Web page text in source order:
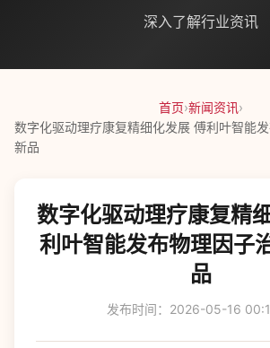
深入了解行业资讯
首页›新闻资讯›
数字化驱动理疗康复精细化发展 傅利叶智能
新品
数字化驱动理疗康复精
利叶智能发布物理因子
品
发布时间：2026-05-16